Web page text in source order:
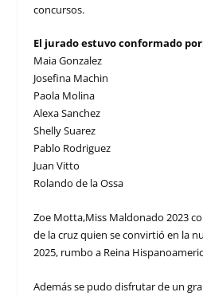
concursos.
El jurado estuvo conformado
Maia Gonzalez
Josefina Machin
Paola Molina
Alexa Sanchez
Shelly Suarez
Pablo Rodriguez
Juan Vitto
Rolando de la Ossa
Zoe Motta,Miss Maldonado 2023
de la cruz quien se convirtió en la
2025, rumbo a Reina
Además se pudo disfrutar de un